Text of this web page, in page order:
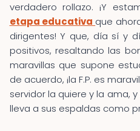
verdadero rollazo. ¡Y
etapa educativa que
dirigentes! Y que, día sí y
positivos, resaltando las
maravillas que supone
de acuerdo, ¡la F.P. es
servidor la quiere y la ama,
lleva a sus espaldas como